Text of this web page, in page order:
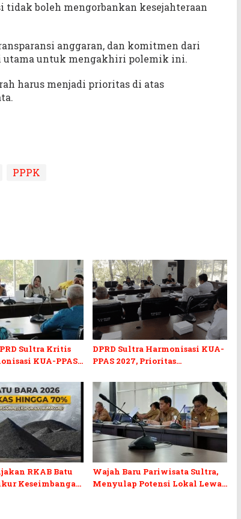
tidak boleh mengorbankan kesejahteraan
anggaran, dan komitmen dari
utama untuk mengakhiri polemik ini.
harus menjadi prioritas di atas
PPPK
Sultra Kritis
KUA-PPAS
DPRD Sultra Harmonisasi KUA-
PPAS 2027, Prioritas
Pelunasan Utang Infrastruktur
RKAB Batu
Keseimbangan
Wajah Baru Pariwisata Sultra,
Menyulap Potensi Lokal Lewat